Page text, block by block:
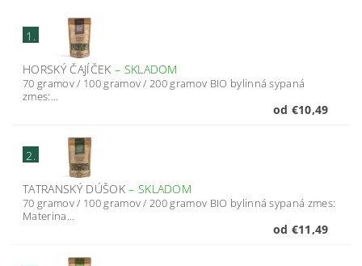
1.
HORSKÝ ČAJÍČEK – SKLADOM
70 gramov / 100 gramov / 200 gramov BIO bylinná sypaná
zmes:...
od €10,49
2.
TATRANSKÝ DÚŠOK– SKLADOM
70 gramov / 100 gramov / 200 gramov BIO bylinná sypaná zmes:
Materina...
od €11,49